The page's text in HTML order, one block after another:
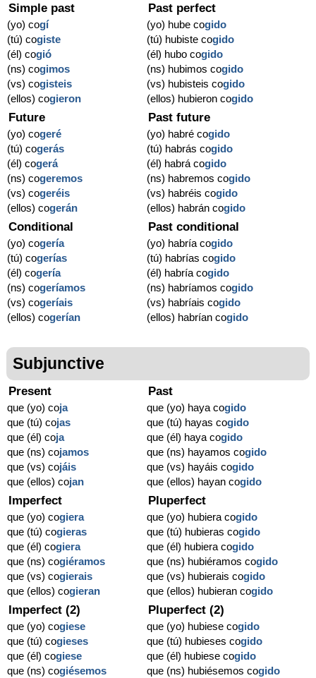
Simple past
(yo) cogí
(tú) cogiste
(él) cogió
(ns) cogimos
(vs) cogisteis
(ellos) cogieron
Past perfect
(yo) hube cogido
(tú) hubiste cogido
(él) hubo cogido
(ns) hubimos cogido
(vs) hubisteis cogido
(ellos) hubieron cogido
Future
(yo) cogeré
(tú) cogerás
(él) cogerá
(ns) cogeremos
(vs) cogeréis
(ellos) cogerán
Past future
(yo) habré cogido
(tú) habrás cogido
(él) habrá cogido
(ns) habremos cogido
(vs) habréis cogido
(ellos) habrán cogido
Conditional
(yo) cogería
(tú) cogerías
(él) cogería
(ns) cogeríamos
(vs) cogeríais
(ellos) cogerían
Past conditional
(yo) habría cogido
(tú) habrías cogido
(él) habría cogido
(ns) habríamos cogido
(vs) habríais cogido
(ellos) habrían cogido
Subjunctive
Present
que (yo) coja
que (tú) cojas
que (él) coja
que (ns) cojamos
que (vs) cojáis
que (ellos) cojan
Past
que (yo) haya cogido
que (tú) hayas cogido
que (él) haya cogido
que (ns) hayamos cogido
que (vs) hayáis cogido
que (ellos) hayan cogido
Imperfect
que (yo) cogiera
que (tú) cogieras
que (él) cogiera
que (ns) cogiéramos
que (vs) cogierais
que (ellos) cogieran
Pluperfect
que (yo) hubiera cogido
que (tú) hubieras cogido
que (él) hubiera cogido
que (ns) hubiéramos cogido
que (vs) hubierais cogido
que (ellos) hubieran cogido
Imperfect (2)
que (yo) cogiese
que (tú) cogieses
que (él) cogiese
que (ns) cogiésemos
Pluperfect (2)
que (yo) hubiese cogido
que (tú) hubieses cogido
que (él) hubiese cogido
que (ns) hubiésemos cogido